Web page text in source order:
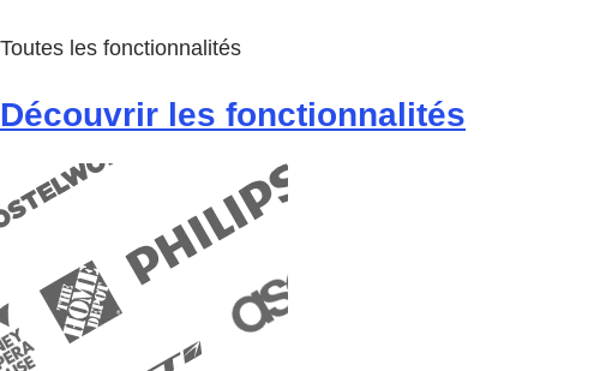
Toutes les fonctionnalités
Découvrir les fonctionnalités